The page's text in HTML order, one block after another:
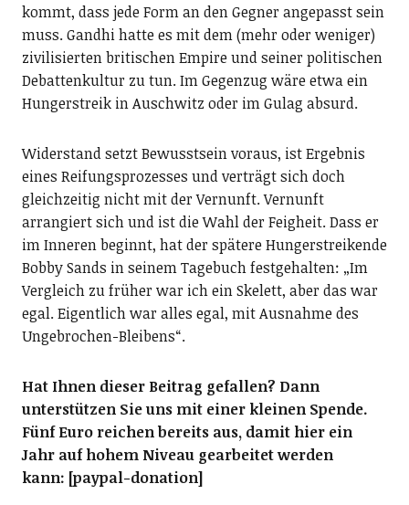
kommt, dass jede Form an den Gegner angepasst sein
muss. Gandhi hatte es mit dem (mehr oder weniger)
zivilisierten britischen Empire und seiner politischen
Debattenkultur zu tun. Im Gegenzug wäre etwa ein
Hungerstreik in Auschwitz oder im Gulag absurd.
Widerstand setzt Bewusstsein voraus, ist Ergebnis
eines Reifungsprozesses und verträgt sich doch
gleichzeitig nicht mit der Vernunft. Vernunft
arrangiert sich und ist die Wahl der Feigheit. Dass er
im Inneren beginnt, hat der spätere Hungerstreikende
Bobby Sands in seinem Tagebuch festgehalten: „Im
Vergleich zu früher war ich ein Skelett, aber das war
egal. Eigentlich war alles egal, mit Ausnahme des
Ungebrochen-Bleibens“.
Hat Ihnen dieser Beitrag gefallen? Dann
unterstützen Sie uns mit einer kleinen Spende.
Fünf Euro reichen bereits aus, damit hier ein
Jahr auf hohem Niveau gearbeitet werden
kann: [paypal-donation]